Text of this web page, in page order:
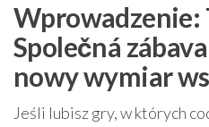
Wprowadzenie:
Společná
nowy wymiar
Jeśli lubisz gry, w których